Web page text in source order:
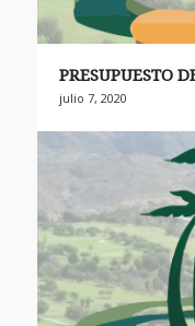
PRESUPUESTO
julio 7, 2020